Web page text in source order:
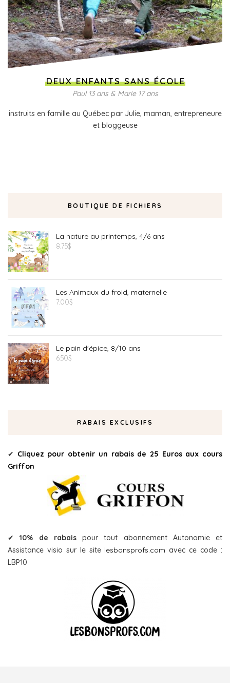
DEUX ENFANTS SANS ÉCOLE
Paul 13 ans & Marie 17 ans
instruits en famille au Québec par Julie, maman, entrepreneure
et bloggeuse
BOUTIQUE DE FICHIERS
La nature au printemps, 4/6 ans
8.75$
Les Animaux du froid, maternelle
7.00$
Le pain d'épice, 8/10 ans
6.50$
RABAIS EXCLUSIFS
✔ Cliquez pour obtenir un rabais de 25 Euros aux cours
Griffon
✔10% de rabaispour tout abonnement Autonomie et
Assistance visio sur le site lesbonsprofs.com avec ce code :
LBP10